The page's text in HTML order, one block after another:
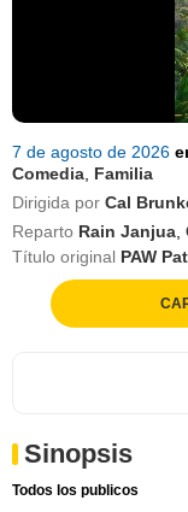
7 de agosto de 2026
Comedia Familia
Dirigida por Cal
Reparto Rain Janjua
Título original PAW
Sinopsis
Todos los publicos